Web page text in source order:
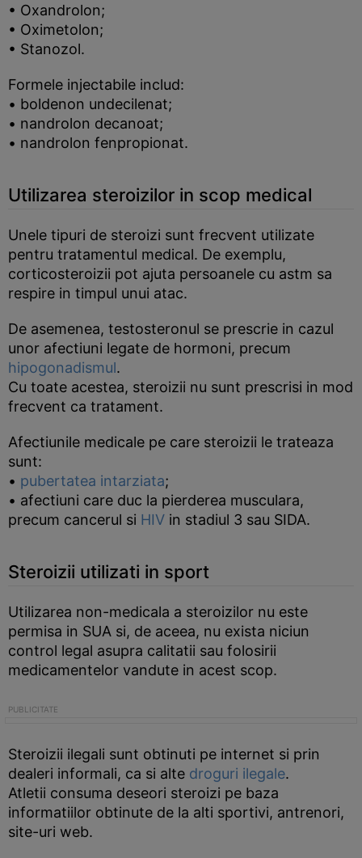
• Oxandrolon;
• Oximetolon;
• Stanozol.
Formele injectabile includ:
• boldenon undecilenat;
• nandrolon decanoat;
• nandrolon fenpropionat.
Utilizarea steroizilor in scop medical
Unele tipuri de steroizi sunt frecvent utilizate
pentru tratamentul medical. De exemplu,
corticosteroizii pot ajuta persoanele cu astm sa
respire in timpul unui atac.
De asemenea, testosteronul se prescrie in cazul
unor afectiuni legate de hormoni, precum
hipogonadismul.
Cu toate acestea, steroizii nu sunt prescrisi in mod
frecvent ca tratament.
Afectiunile medicale pe care steroizii le trateaza
sunt:
• pubertatea intarziata;
• afectiuni care duc la pierderea musculara,
precum cancerul si HIV in stadiul 3 sau SIDA.
Steroizii utilizati in sport
Utilizarea non-medicala a steroizilor nu este
permisa in SUA si, de aceea, nu exista niciun
control legal asupra calitatii sau folosirii
medicamentelor vandute in acest scop.
Steroizii ilegali sunt obtinuti pe internet si prin
dealeri informali, ca si alte droguri ilegale.
Atletii consuma deseori steroizi pe baza
informatiilor obtinute de la alti sportivi, antrenori,
site-uri web.